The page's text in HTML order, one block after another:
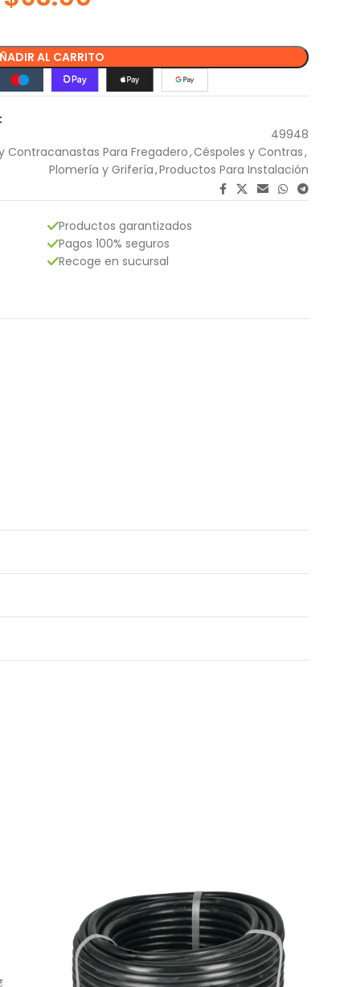
AL CARRITO
49948
Contracanastas Para Fregadero,Céspoles y Contras,
Plomería y Grifería,Productos Para Instalación
Productos garantizados
Pagos 100% seguros
Recoge en sucursal